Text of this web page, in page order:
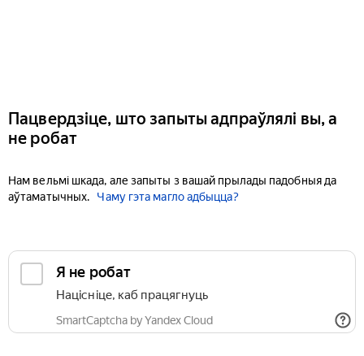
Пацвердзіце, што запыты адпраўлялі вы, а
не робат
Нам вельмі шкада, але запыты з вашай прылады падобныя да
аўтаматычных.
Чаму гэта магло адбыцца?
Я не робат
Націсніце, каб працягнуць
SmartCaptcha by Yandex Cloud